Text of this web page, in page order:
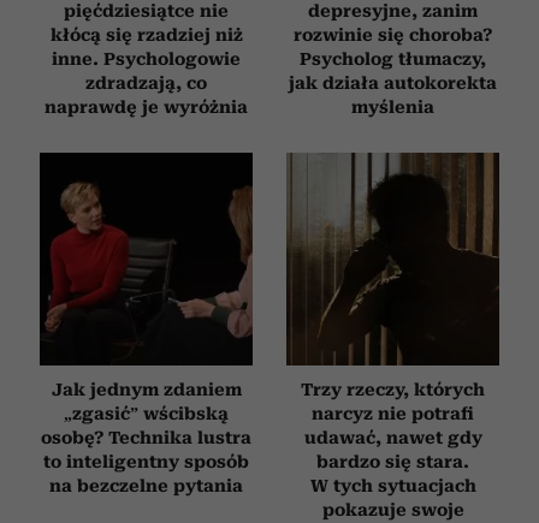
pięćdziesiątce nie
kłócą się rzadziej niż
inne. Psychologowie
zdradzają, co
naprawdę je wyróżnia
depresyjne, zanim
rozwinie się choroba?
Psycholog tłumaczy,
jak działa autokorekta
myślenia
Jak jednym zdaniem
„zgasić” wścibską
osobę? Technika lustra
to inteligentny sposób
na bezczelne pytania
Trzy rzeczy, których
narcyz nie potrafi
udawać, nawet gdy
bardzo się stara.
W tych sytuacjach
pokazuje swoje